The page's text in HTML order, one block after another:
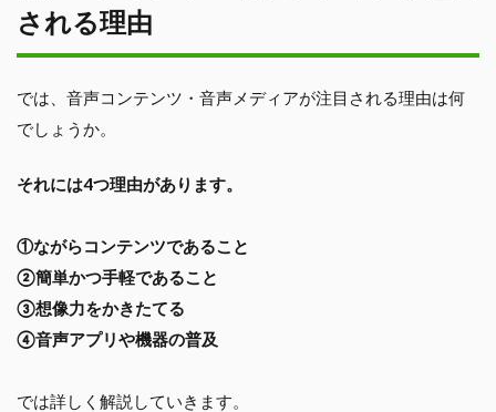
される理由
では、音声コンテンツ・音声メディアが注目される理由は何
でしょうか。
それには4つ理由があります。
①ながらコンテンツであること
②簡単かつ手軽であること
③想像力をかきたてる
④音声アプリや機器の普及
では詳しく解説していきます。